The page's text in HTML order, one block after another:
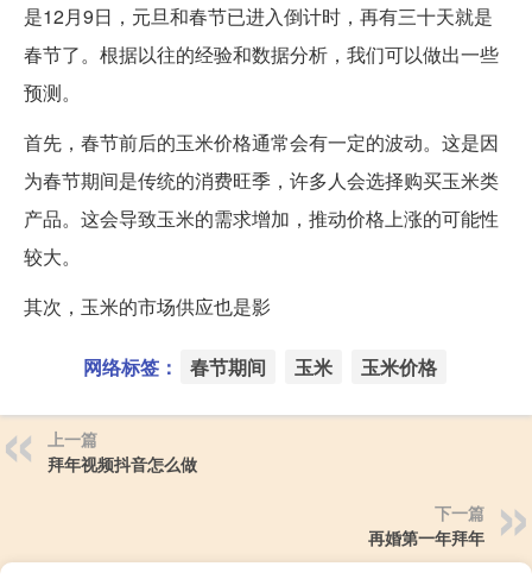
是12月9日，元旦和春节已进入倒计时，再有三十天就是
春节了。根据以往的经验和数据分析，我们可以做出一些
预测。
首先，春节前后的玉米价格通常会有一定的波动。这是因
为春节期间是传统的消费旺季，许多人会选择购买玉米类
产品。这会导致玉米的需求增加，推动价格上涨的可能性
较大。
其次，玉米的市场供应也是影
网络标签： 春节期间 玉米 玉米价格
上一篇
拜年视频抖音怎么做
下一篇
再婚第一年拜年